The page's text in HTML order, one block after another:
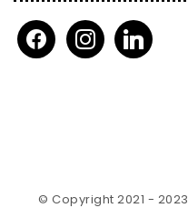
facebookinstagramlinkedin
© Copyright 2021 -